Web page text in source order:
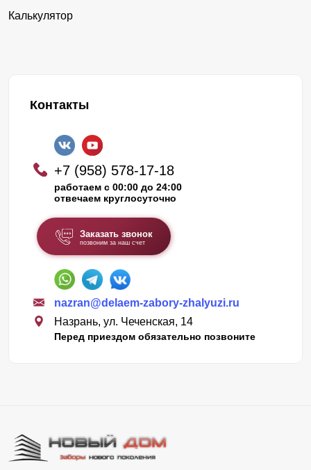
Калькулятор
Контакты
+7 (958) 578-17-18
работаем с 00:00 до 24:00
отвечаем круглосуточно
Заказать звонок
позвоним за наш счет
nazran@delaem-zabory-zhalyuzi.ru
Назрань, ул. Чеченская, 14
Перед приездом обязательно позвоните